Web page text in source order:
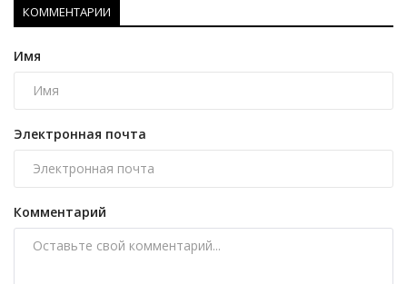
КОММЕНТАРИИ
Имя
Электронная почта
Комментарий